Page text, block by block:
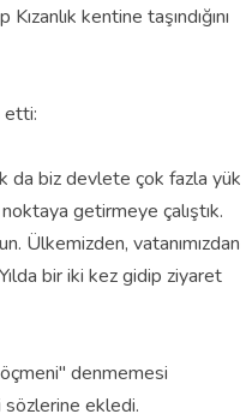
kentine taşındığını
etti:
da biz devlete çok fazla yük
getirmeye çalıştık.
Ülkemizden, vatanımızdan
bir iki kez gidip ziyaret
denmemesi
ekledi.